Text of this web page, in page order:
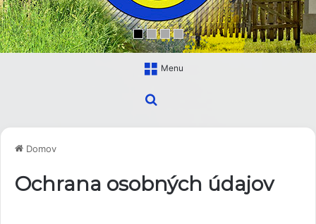
Menu
Domov
Ochrana osobných údajov